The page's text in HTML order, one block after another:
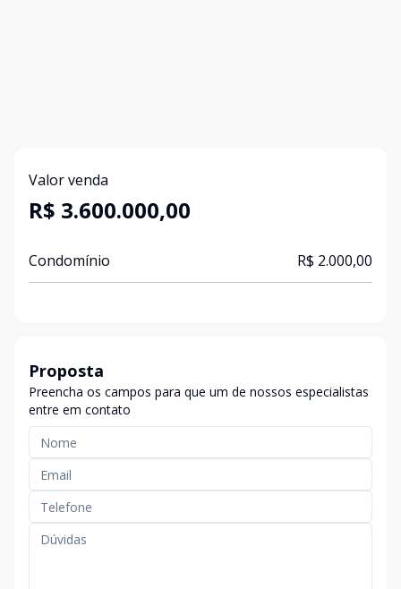
Valor venda
R$ 3.600.000,00
Condomínio R$ 2.000,00
Proposta
Preencha os campos para que um de nossos especialistas
entre em contato